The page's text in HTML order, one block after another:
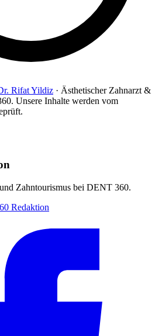
Rifat Yildiz · Ästhetischer Zahnarzt &
. Unsere Inhalte werden vom
Zahntourismus bei DENT 360.
Redaktion